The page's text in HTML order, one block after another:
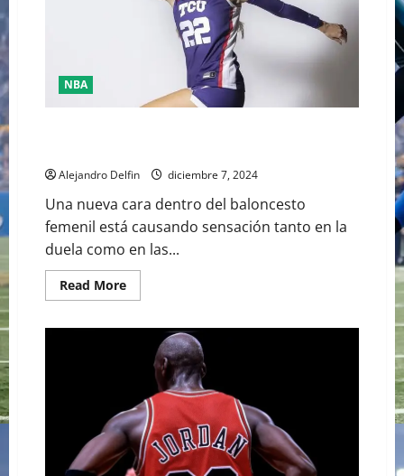
NBA
Alejandro Delfin diciembre 7, 2024
Una nueva cara dentro del baloncesto
femenil está causando sensación tanto en la
duela como en las...
Read MoreRead
more
SCHERR
NUEVA
SENSACIÓN
DEL
BÁSQUETBOL
Y
LAS
REDES
SOCIALES